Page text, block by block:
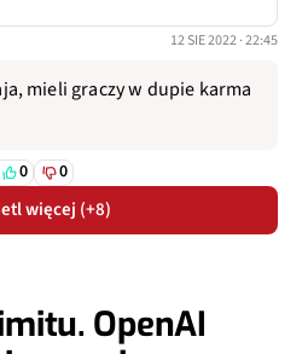
12 SIE 2022 · 22:45
mieli graczy w dupie karma
0 0
więcej (+8)
OpenAI